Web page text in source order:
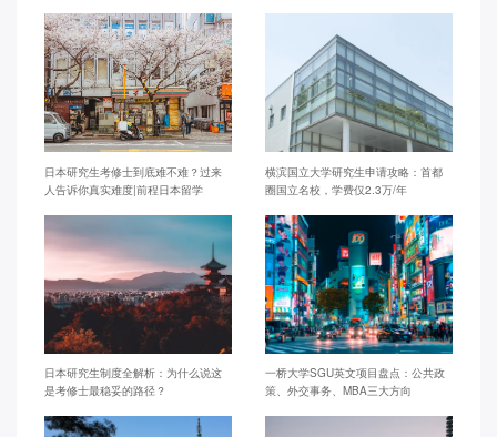
日本研究生考修士到底难不难？过来
人告诉你真实难度|前程日本留学
横滨国立大学研究生申请攻略：首都
圈国立名校，学费仅2.3万/年
日本研究生制度全解析：为什么说这
是考修士最稳妥的路径？
一桥大学SGU英文项目盘点：公共政
策、外交事务、MBA三大方向